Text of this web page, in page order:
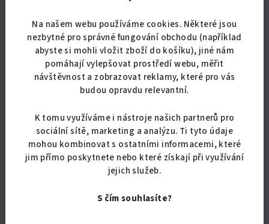
Na našem webu používáme cookies. Některé jsou
nezbytné pro správné fungování obchodu (například
abyste si mohli vložit zboží do košíku), jiné nám
pomáhají vylepšovat prostředí webu, měřit
návštěvnost a zobrazovat reklamy, které pro vás
budou opravdu relevantní.
K tomu využíváme i nástroje našich partnerů pro
sociální sítě, marketing a analýzu. Ti tyto údaje
mohou kombinovat s ostatními informacemi, které
jim přímo poskytnete nebo které získají při využívání
jejich služeb.
S čím souhlasíte?
Maximální nosnost postele je 2 x 100 kg.
Má moderní černékovové čelo postele s čalouněným
středem. Postel je vhodná pro každodenní spaní. Součástí
jsou černé kovové nožky a 2 polštářky.
Tuto postel s úložným prostorem si můžete vybrat z více
látky - může se tedy lišit vzorem a odstínem barvy, než je